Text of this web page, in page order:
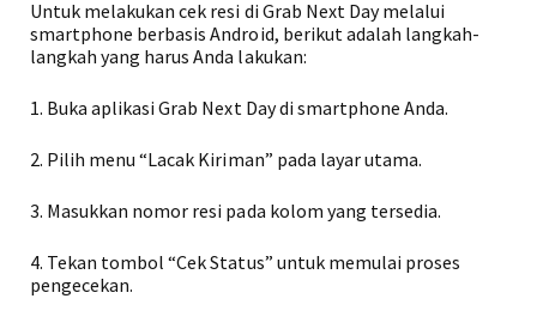
Untuk melakukan cek resi di Grab Next Day melalui
smartphone berbasis Android, berikut adalah langkah-
langkah yang harus Anda lakukan:
1. Buka aplikasi Grab Next Day di smartphone Anda.
2. Pilih menu “Lacak Kiriman” pada layar utama.
3. Masukkan nomor resi pada kolom yang tersedia.
4. Tekan tombol “Cek Status” untuk memulai proses
pengecekan.